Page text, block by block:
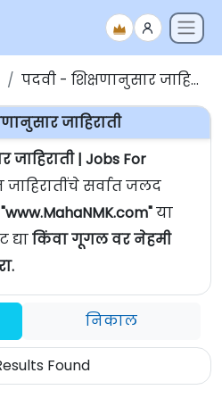
पदवी - शिक्षणानुसार जाहिराती | Jobs For Graduation
जाहिराती
जाहिराती | Jobs For
सर्वात जलद
"www.MahaNMK.com"या
किंवा गूगल वर नेहमी
निकाल
Found